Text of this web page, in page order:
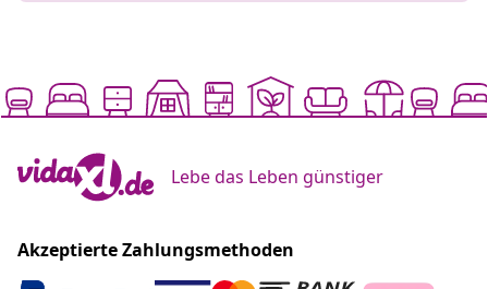
Lebe das Leben günstiger
Akzeptierte Zahlungsmethoden